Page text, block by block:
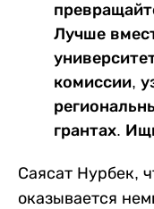
Лучше
комиссии,
грантах.
Саясат Нурбек,
оказывается